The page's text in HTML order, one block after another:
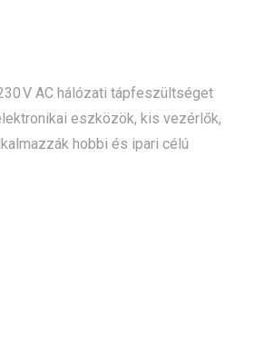
V AC hálózati tápfeszültséget
eszközök, kis vezérlők,
hobbi és ipari célú